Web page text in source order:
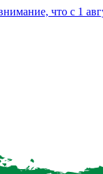
что с 1